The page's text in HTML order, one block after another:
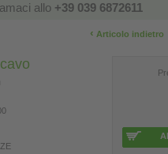
allo +39 039 6872611
‹ Articolo indietro